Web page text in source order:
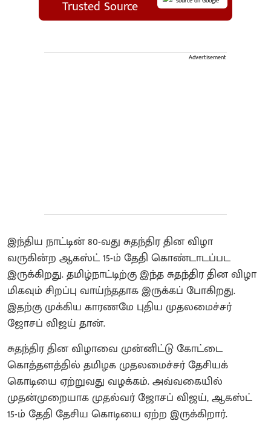
Trusted Source
Advertisement
இந்திய நாட்டின் 80-வது சுதந்திர தின விழா
வருகின்ற ஆகஸ்ட் 15-ம் தேதி கொண்டாடப்பட
இருக்கிறது. தமிழ்நாட்டிற்கு இந்த சுதந்திர தின விழா
மிகவும் சிறப்பு வாய்ந்ததாக இருக்கப் போகிறது.
இதற்கு முக்கிய காரணமே புதிய முதலமைச்சர்
ஜோசப் விஜய் தான்.
சுதந்திர தின விழாவை முன்னிட்டு கோட்டை
கொத்தளத்தில் தமிழக முதலமைச்சர் தேசியக்
கொடியை ஏற்றுவது வழக்கம். அவ்வகையில்
முதன்முறையாக முதல்வர் ஜோசப் விஜய், ஆகஸ்ட்
15-ம் தேதி தேசிய கொடியை ஏற்ற இருக்கிறார்.